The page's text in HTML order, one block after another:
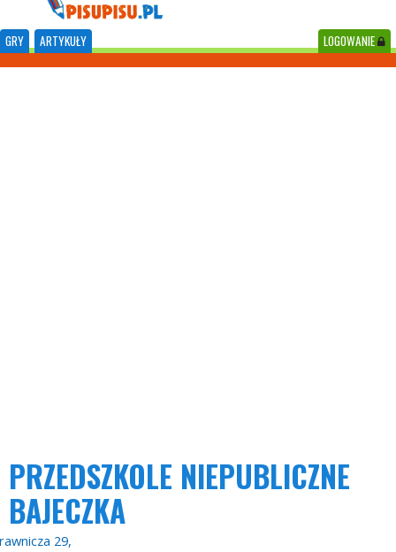
GRY ARTYKUŁY LOGOWANIE
PRZEDSZKOLE NIEPUBLICZNE
BAJECZKA
29,